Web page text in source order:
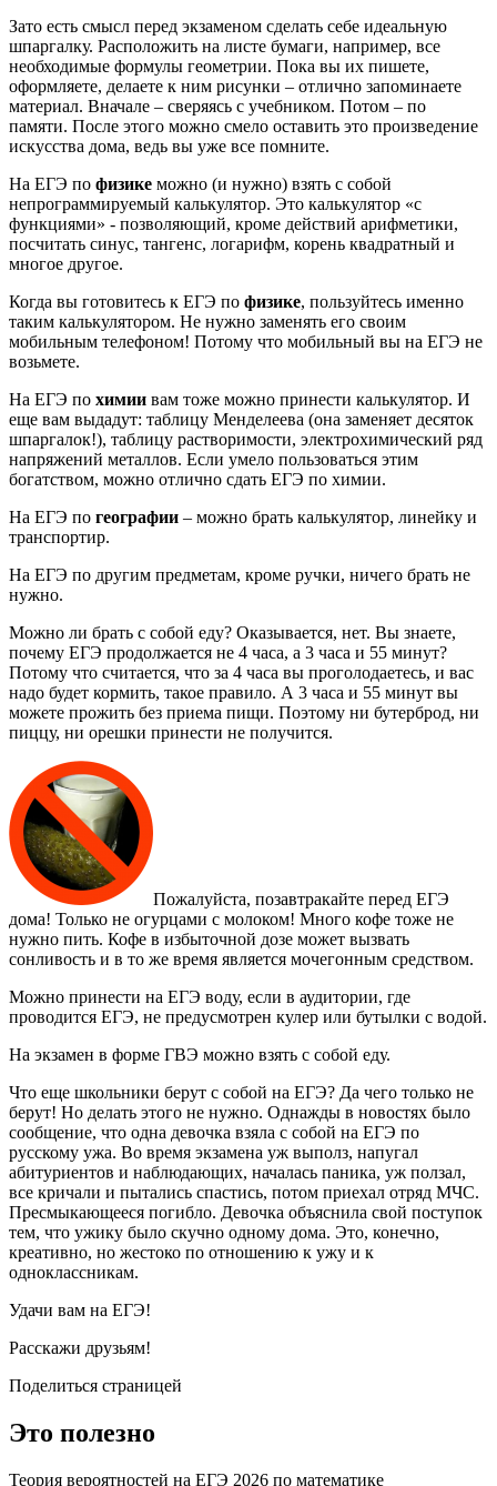
Зато есть смысл перед экзаменом сделать себе идеальную
шпаргалку. Расположить на листе бумаги, например, все
необходимые формулы геометрии. Пока вы их пишете,
оформляете, делаете к ним рисунки – отлично запоминаете
материал. Вначале – сверяясь с учебником. Потом – по
памяти. После этого можно смело оставить это произведение
искусства дома, ведь вы уже все помните.
На ЕГЭ по физике можно (и нужно) взять с собой
непрограммируемый калькулятор. Это калькулятор «с
функциями» - позволяющий, кроме действий арифметики,
посчитать синус, тангенс, логарифм, корень квадратный и
многое другое.
Когда вы готовитесь к ЕГЭ по физике, пользуйтесь именно
таким калькулятором. Не нужно заменять его своим
мобильным телефоном! Потому что мобильный вы на ЕГЭ не
возьмете.
На ЕГЭ по химии вам тоже можно принести калькулятор. И
еще вам выдадут: таблицу Менделеева (она заменяет десяток
шпаргалок!), таблицу растворимости, электрохимический ряд
напряжений металлов. Если умело пользоваться этим
богатством, можно отлично сдать ЕГЭ по химии.
На ЕГЭ по географии – можно брать калькулятор, линейку и
транспортир.
На ЕГЭ по другим предметам, кроме ручки, ничего брать не
нужно.
Можно ли брать с собой еду? Оказывается, нет. Вы знаете,
почему ЕГЭ продолжается не 4 часа, а 3 часа и 55 минут?
Потому что считается, что за 4 часа вы проголодаетесь, и вас
надо будет кормить, такое правило. А 3 часа и 55 минут вы
можете прожить без приема пищи. Поэтому ни бутерброд, ни
пиццу, ни орешки принести не получится.
Пожалуйста, позавтракайте перед ЕГЭ
дома! Только не огурцами с молоком! Много кофе тоже не
нужно пить. Кофе в избыточной дозе может вызвать
сонливость и в то же время является мочегонным средством.
Можно принести на ЕГЭ воду, если в аудитории, где
проводится ЕГЭ, не предусмотрен кулер или бутылки с водой.
На экзамен в форме ГВЭ можно взять с собой еду.
Что еще школьники берут с собой на ЕГЭ? Да чего только не
берут! Но делать этого не нужно. Однажды в новостях было
сообщение, что одна девочка взяла с собой на ЕГЭ по
русскому ужа. Во время экзамена уж выполз, напугал
абитуриентов и наблюдающих, началась паника, уж ползал,
все кричали и пытались спастись, потом приехал отряд МЧС.
Пресмыкающееся погибло. Девочка объяснила свой поступок
тем, что ужику было скучно одному дома. Это, конечно,
креативно, но жестоко по отношению к ужу и к
одноклассникам.
Удачи вам на ЕГЭ!
Расскажи друзьям!
Поделиться страницей
Это полезно
Теория вероятностей на ЕГЭ 2026 по математике